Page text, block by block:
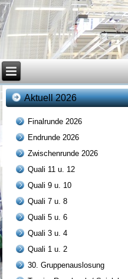
Aktuell 2026
Finalrunde 2026
Endrunde 2026
Zwischenrunde 2026
Quali 11 u. 12
Quali 9 u. 10
Quali 7 u. 8
Quali 5 u. 6
Quali 3 u. 4
Quali 1 u. 2
30. Gruppenauslosung